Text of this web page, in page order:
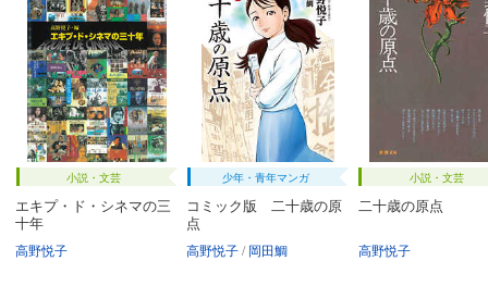
小説・文芸
エキプ・ド・シネマの三
十年
高野悦子
少年・青年マンガ
コミック版 二十歳の原
点
高野悦子 岡田鯛
小説・文芸
二十歳の原点
高野悦子